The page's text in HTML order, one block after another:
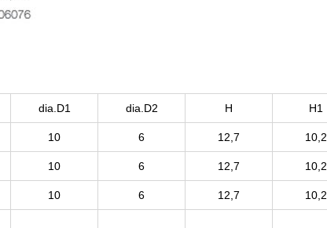
dia.D1 dia.D2 H H1
10 6 12,7 10,2
10 6 12,7 10,2
10 6 12,7 10,2